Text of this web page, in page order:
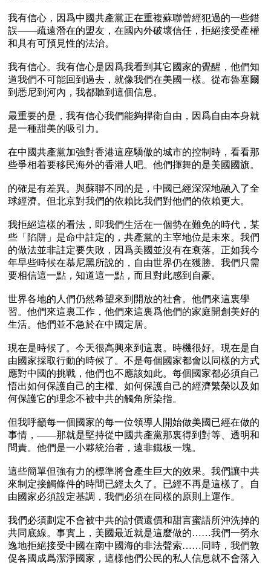
我有信心，因爲中國共產黨正在重複蘇聯曾經犯過的一些錯
誤——疏遠潛在的盟友，在國內外破壞信任，拒絕接受產權
和具有可預見性的法治。
我有信心。我有信心是因爲我看到其它國家的覺醒，他們知
道我們不可能回到過去，就像我們在美國一樣。從布魯塞爾
到悉尼到河內，我都聽到這個信息。
最重要的是，我有信心我們能夠捍衛自由，因爲自由本身就
是一種甜美的吸引力。
在中國共產黨加強對香港這座驕傲的城市的控制時，看看那
些爭相着要移民海外的香港人吧。他們揮舞的是美國國旗。
的確是有差異。與蘇聯不同的是，中國已經深深地融入了全
球經濟。但北京對我們的依賴比我們對他們的依賴更大。
我拒絕這樣的看法，即我們生活在一個勢在難免的時代，某
些「陷阱」是命中註定的，共產黨的主宰地位是未來。我們
的做法並非註定要失敗，因爲美國並沒有在衰落。正如我今
年早些時候在慕尼黑所說的，自由世界仍在獲勝。我們只需
要相信這一點，知道這一點，而且對此感到自豪。
世界各地的人們仍然希望來到開放的社會。他們來這裏學
習。他們來這裏工作，他們來這裏爲他們的家庭開創美好的
生活。他們並不急於在中國定居。
現在是時候了。今天很高興來到這裏。時機很好。現在是自
由國家採取行動的時候了。不是每個國家都會以同樣的方式
應對中國的挑戰，他們也不應該如此。每個國家都必須自己
悟出如何保護自己的主權、如何保護自己的經濟繁榮以及如
何保護它的理念不被中共的觸角所染指。
但我呼籲每一個國家的每一位領導人開始做美國已經在做的
事情，——那就是堅持從中國共產黨那裏得到對等、透明和
問責。他們是一小夥統治者，遠非鐵板一塊。
這些簡單但強有力的標準將會產生巨大的效果。我們讓中共
來制定接觸條件的時間已經太久了。已經不再是這樣了。自
由國家必須設定基調，我們必須在同樣的原則上運作。
我們必須劃定不會被中共的討價還價和甜言蜜語所沖洗掉的
共同底線。事實上，美國最近就是這麼做的……我們一勞永
逸地拒絕接受中國在南中國海的非法聲索……同時，我們敦
促各國成爲潔淨國家，這樣他們公民的私人信息就不會落入